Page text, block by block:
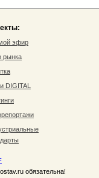
эфир
рынка
DIGITAL
обязательна!